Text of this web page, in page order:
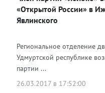
«Открытой России» в
Явлинского
Региональное отделение
Удмуртской республике
партии ...
26.03.2017 в 17:52:00